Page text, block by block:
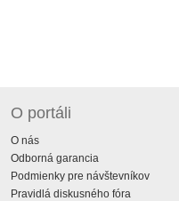
O portáli
O nás
Odborná garancia
Podmienky pre návštevníkov
Pravidlá diskusného fóra